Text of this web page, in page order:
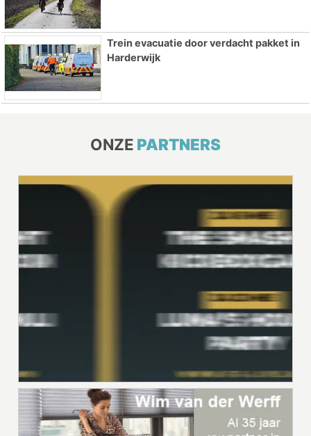
Trein evacuatie door verdacht pakket in
Harderwijk
ONZE PARTNERS